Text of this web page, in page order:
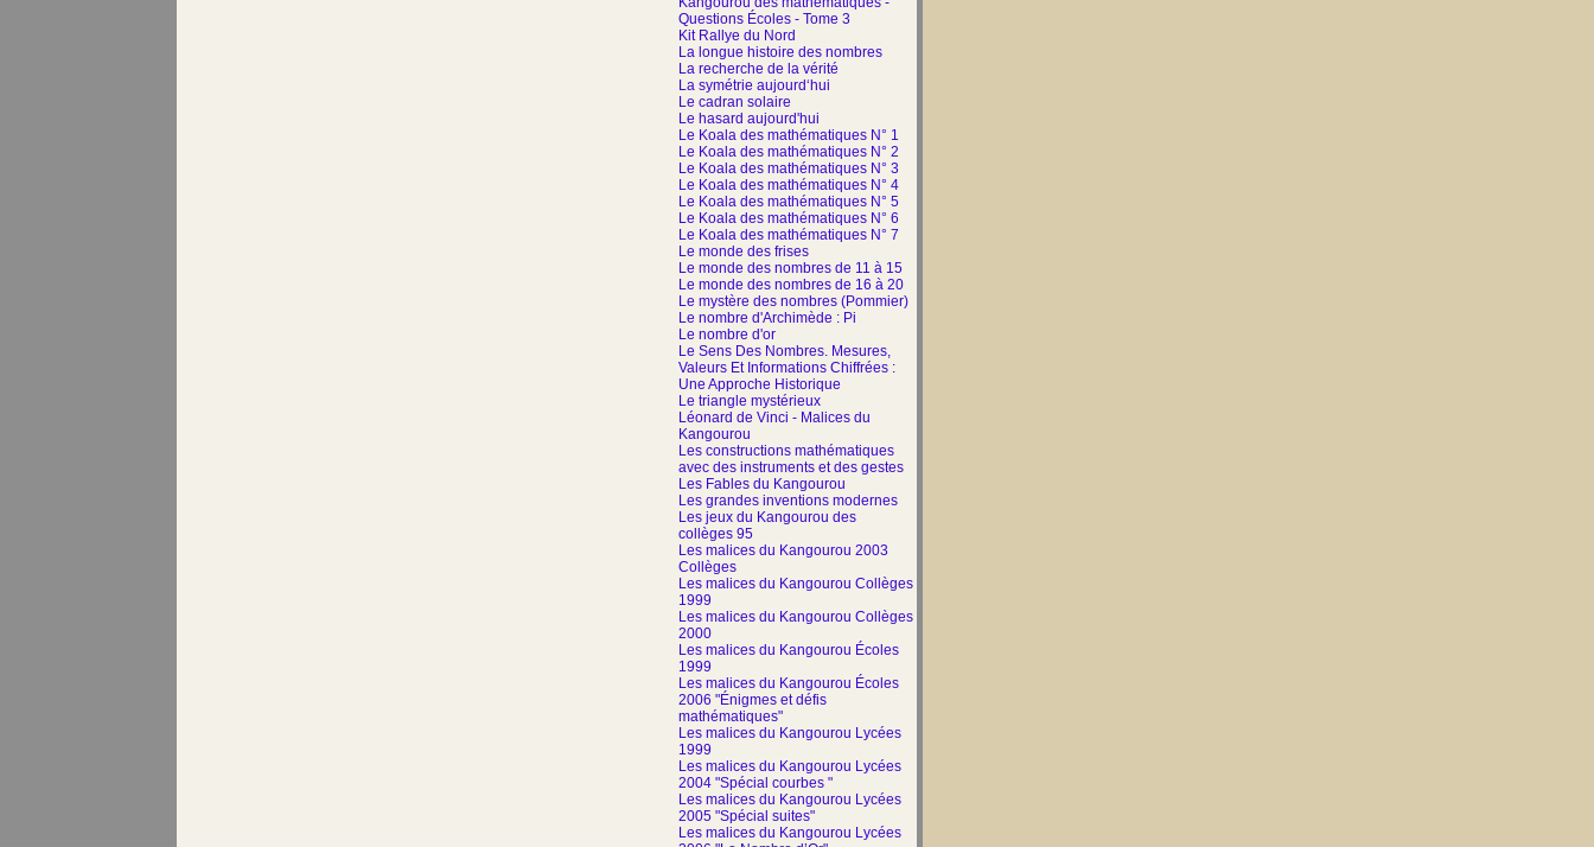
Questions Écoles - Tome 3
Kit Rallye du Nord
La longue histoire des nombres
La recherche de la vérité
La symétrie aujourd‘hui
Le cadran solaire
Le hasard aujourd'hui
Le Koala des mathématiques N° 1
Le Koala des mathématiques N° 2
Le Koala des mathématiques N° 3
Le Koala des mathématiques N° 4
Le Koala des mathématiques N° 5
Le Koala des mathématiques N° 6
Le Koala des mathématiques N° 7
Le monde des frises
Le monde des nombres de 11 à 15
Le monde des nombres de 16 à 20
Le mystère des nombres (Pommier)
Le nombre d'Archimède : Pi
Le nombre d'or
Le Sens Des Nombres. Mesures,
Valeurs Et Informations Chiffrées :
Une Approche Historique
Le triangle mystérieux
Léonard de Vinci - Malices du
Kangourou
Les constructions mathématiques
avec des instruments et des gestes
Les Fables du Kangourou
Les grandes inventions modernes
Les jeux du Kangourou des
collèges 95
Les malices du Kangourou 2003
Collèges
Les malices du Kangourou Collèges
1999
Les malices du Kangourou Collèges
2000
Les malices du Kangourou Écoles
1999
Les malices du Kangourou Écoles
2006 "Énigmes et défis
mathématiques"
Les malices du Kangourou Lycées
1999
Les malices du Kangourou Lycées
2004 "Spécial courbes "
Les malices du Kangourou Lycées
2005 "Spécial suites"
Les malices du Kangourou Lycées